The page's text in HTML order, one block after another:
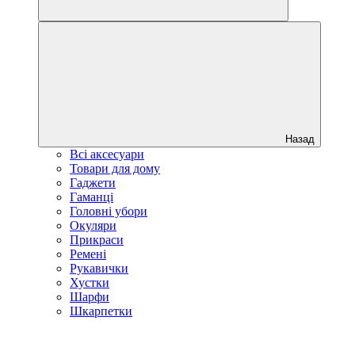
Назад
Всі аксесуари
Товари для дому
Гаджети
Гаманці
Головні убори
Окуляри
Прикраси
Ремені
Рукавички
Хустки
Шарфи
Шкарпетки